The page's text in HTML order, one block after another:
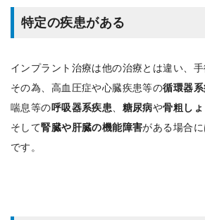
特定の疾患がある
インプラント治療は他の治療とは違い、手
その為、高血圧症や心臓疾患等の循環器系
喘息等の呼吸器系疾患 糖尿病や骨粗し
そして腎臓や肝臓の機能障害がある場合
です。